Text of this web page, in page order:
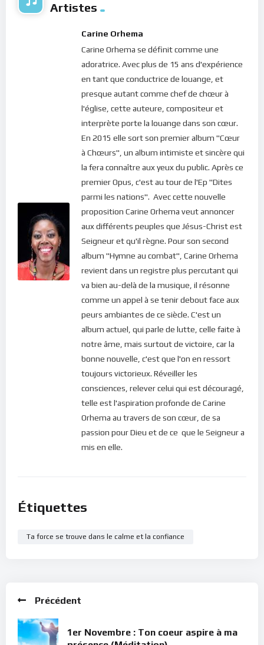
Artistes
Carine Orhema
Carine Orhema se définit comme une
adoratrice. Avec plus de 15 ans d'expérience
en tant que conductrice de louange, et
presque autant comme chef de chœur à
l'église, cette auteure, compositeur et
interprète porte la louange dans son cœur.
En 2015 elle sort son premier album "Cœur
à Chœurs", un album intimiste et sincère qui
la fera connaître aux yeux du public. Après ce
premier Opus, c'est au tour de l'Ep "Dites
parmi les nations". Avec cette nouvelle
proposition Carine Orhema veut annoncer
aux différents peuples que Jésus-Christ est
Seigneur et qu'il règne. Pour son second
album "Hymne au combat", Carine Orhema
revient dans un registre plus percutant qui
va bien au-delà de la musique, il résonne
comme un appel à se tenir debout face aux
peurs ambiantes de ce siècle. C'est un
album actuel, qui parle de lutte, celle faite à
notre âme, mais surtout de victoire, car la
bonne nouvelle, c'est que l'on en ressort
toujours victorieux. Réveiller les
consciences, relever celui qui est découragé,
telle est l'aspiration profonde de Carine
Orhema au travers de son cœur, de sa
passion pour Dieu et de ce que le Seigneur a
mis en elle.
Étiquettes
Ta force se trouve dans le calme et la confiance
Précédent
1er Novembre : Ton coeur aspire à ma